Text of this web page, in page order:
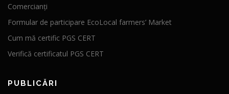
Comercianți
Formular de participare EcoLocal farmers’ Market
Cum mă certific PGS CERT
Verifică certificatul PGS CERT
PUBLICĂRI